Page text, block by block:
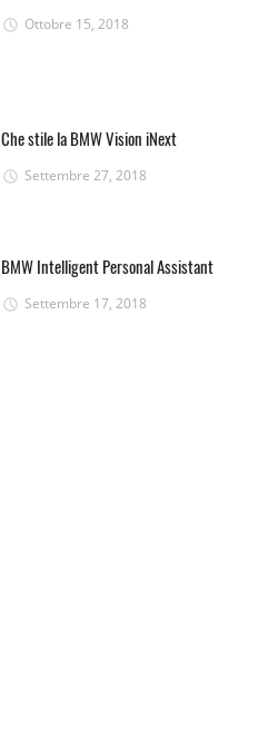
Ottobre 15, 2018
Che stile la BMW Vision iNext
Settembre 27, 2018
BMW Intelligent Personal Assistant
Settembre 17, 2018